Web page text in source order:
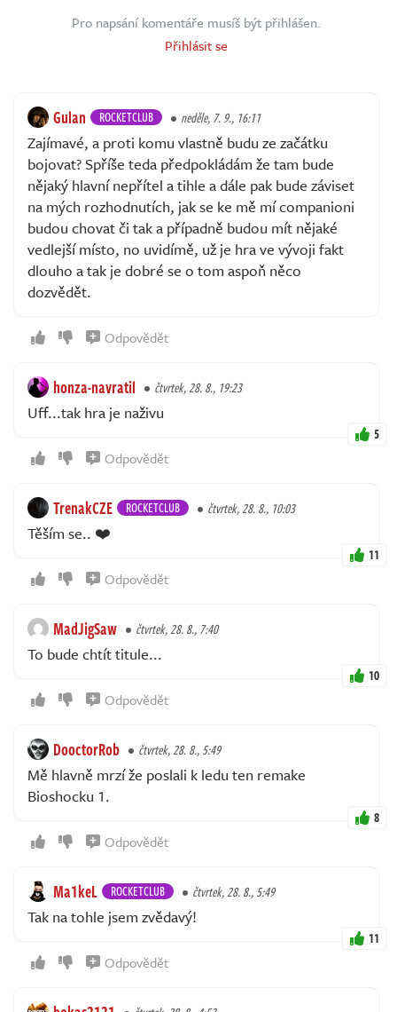
Pro napsání komentáře musíš být přihlášen.
Přihlásit se
Gulan ROCKETCLUB neděle, 7. 9., 16:11
Zajímavé, a proti komu vlastně budu ze začátku
bojovat? Spříše teda předpokládám že tam bude
nějaký hlavní nepřítel a tihle a dále pak bude záviset
na mých rozhodnutích, jak se ke mě mí companioni
budou chovat či tak a případně budou mít nějaké
vedlejší místo, no uvidímě, už je hra ve vývoji fakt
dlouho a tak je dobré se o tom aspoň něco
dozvědět.
Odpovědět
honza-navratil čtvrtek, 28. 8., 19:23
Uff...tak hra je naživu
5
Odpovědět
TrenakCZE ROCKETCLUB čtvrtek, 28. 8., 10:03
Těším se.. ❤️
11
Odpovědět
MadJigSaw čtvrtek, 28. 8., 7:40
To bude chtít titule...
10
Odpovědět
DooctorRob čtvrtek, 28. 8., 5:49
Mě hlavně mrzí že poslali k ledu ten remake
Bioshocku 1.
8
Odpovědět
Ma1keL ROCKETCLUB čtvrtek, 28. 8., 5:49
Tak na tohle jsem zvědavý!
11
Odpovědět